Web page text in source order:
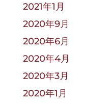
2021年1月
2020年9月
2020年6月
2020年4月
2020年3月
2020年1月